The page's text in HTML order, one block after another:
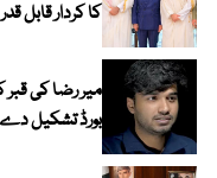
کا کردار قابل
میر رضا کی
بورڈ تشکیل دے